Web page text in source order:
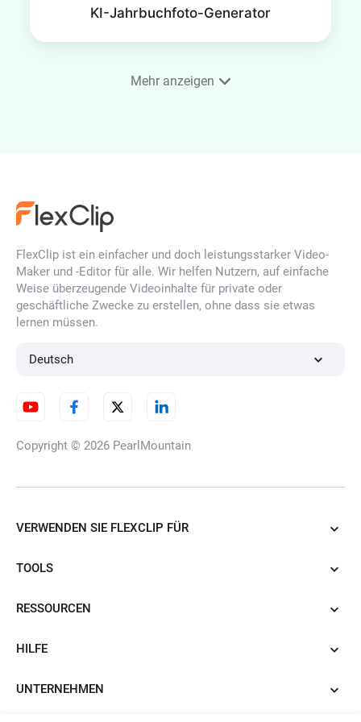
KI-Jahrbuchfoto-Generator
KI-Tinder-Profilfoto-Generator
KI-Dating-Foto-Generator
KI-Lebenslauf-Foto-Editor
KI-Babyfotografie-Generator
KI-Hinge-Profilfoto-Generator
Mehr anzeigen
FlexClip ist ein einfacher und doch leistungsstarker Video-
Maker und -Editor für alle. Wir helfen Nutzern, auf einfache
Weise überzeugende Videoinhalte für private oder
geschäftliche Zwecke zu erstellen, ohne dass sie etwas
lernen müssen.
Deutsch
Copyright © 2026 PearlMountain
VERWENDEN SIE FLEXCLIP FÜR
TOOLS
RESSOURCEN
HILFE
UNTERNEHMEN